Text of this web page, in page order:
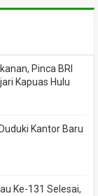
Pinca BRI
Kapuas Hulu
Kantor Baru
Ke-131 Selesai,